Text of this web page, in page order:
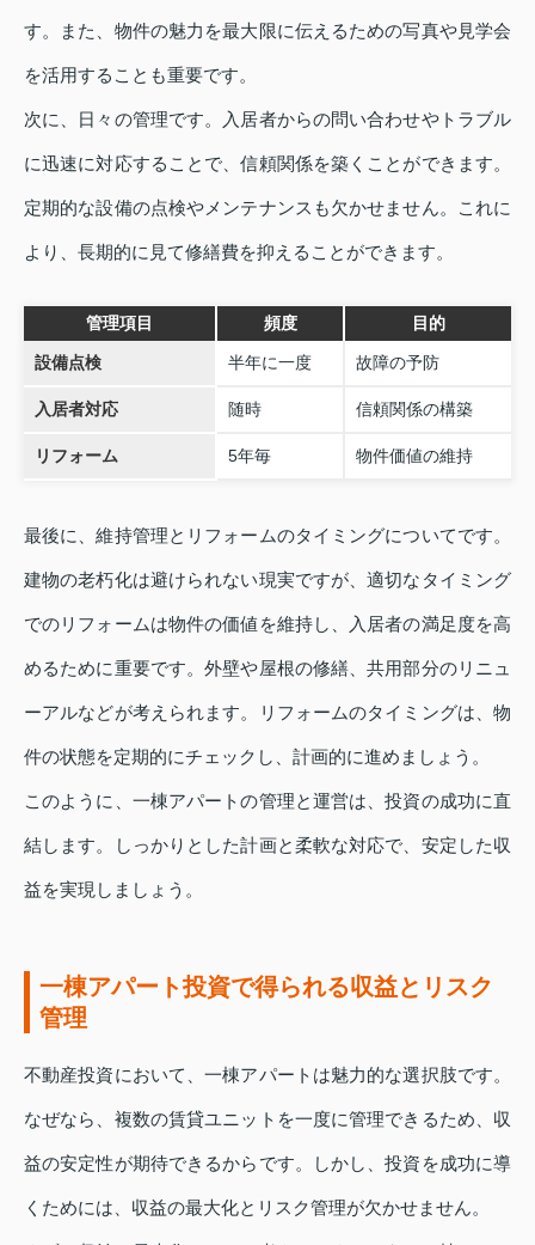
す。また、物件の魅力を最大限に伝えるための写真や見学会
を活用することも重要です。
次に、日々の管理です。入居者からの問い合わせやトラブル
に迅速に対応することで、信頼関係を築くことができます。
定期的な設備の点検やメンテナンスも欠かせません。これに
より、長期的に見て修繕費を抑えることができます。
管理項目 頻度 目的
設備点検 半年に一度 故障の予防
入居者対応 随時 信頼関係の構築
リフォーム 5年毎 物件価値の維持
最後に、維持管理とリフォームのタイミングについてです。
建物の老朽化は避けられない現実ですが、適切なタイミング
でのリフォームは物件の価値を維持し、入居者の満足度を高
めるために重要です。外壁や屋根の修繕、共用部分のリニュ
ーアルなどが考えられます。リフォームのタイミングは、物
件の状態を定期的にチェックし、計画的に進めましょう。
このように、一棟アパートの管理と運営は、投資の成功に直
結します。しっかりとした計画と柔軟な対応で、安定した収
益を実現しましょう。
一棟アパート投資で得られる収益とリスク
管理
不動産投資において、一棟アパートは魅力的な選択肢です。
なぜなら、複数の賃貸ユニットを一度に管理できるため、収
益の安定性が期待できるからです。しかし、投資を成功に導
くためには、収益の最大化とリスク管理が欠かせません。